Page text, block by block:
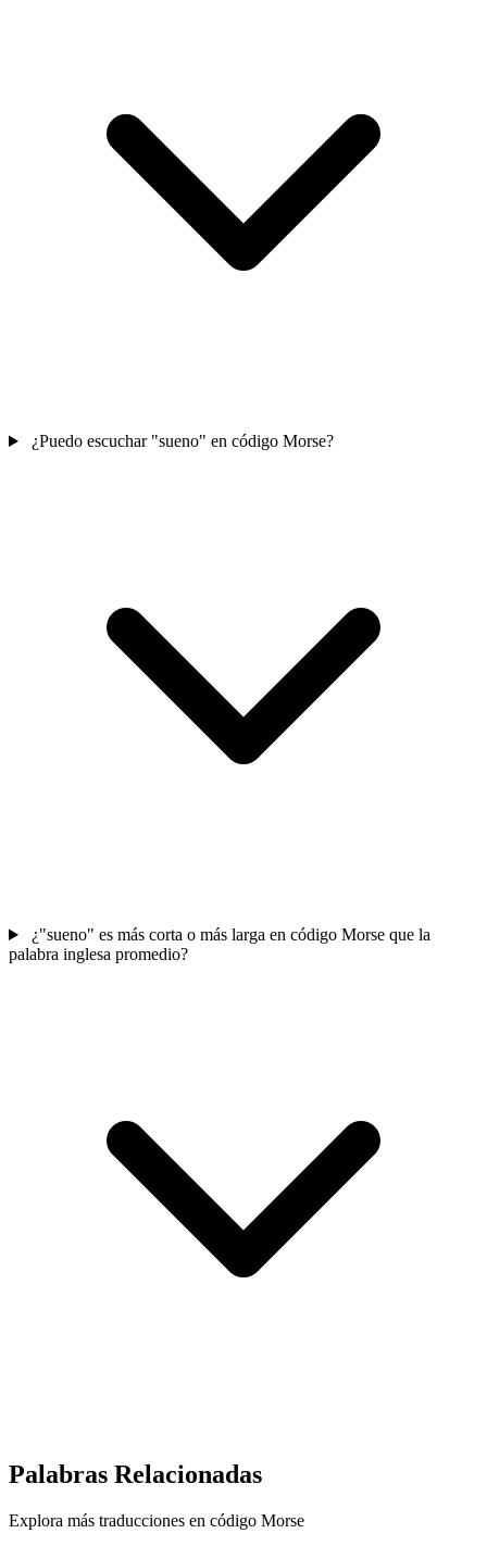
¿Puedo escuchar "sueno" en código Morse?
¿"sueno" es más corta o más larga en código Morse que la
palabra inglesa promedio?
Palabras Relacionadas
Explora más traducciones en código Morse